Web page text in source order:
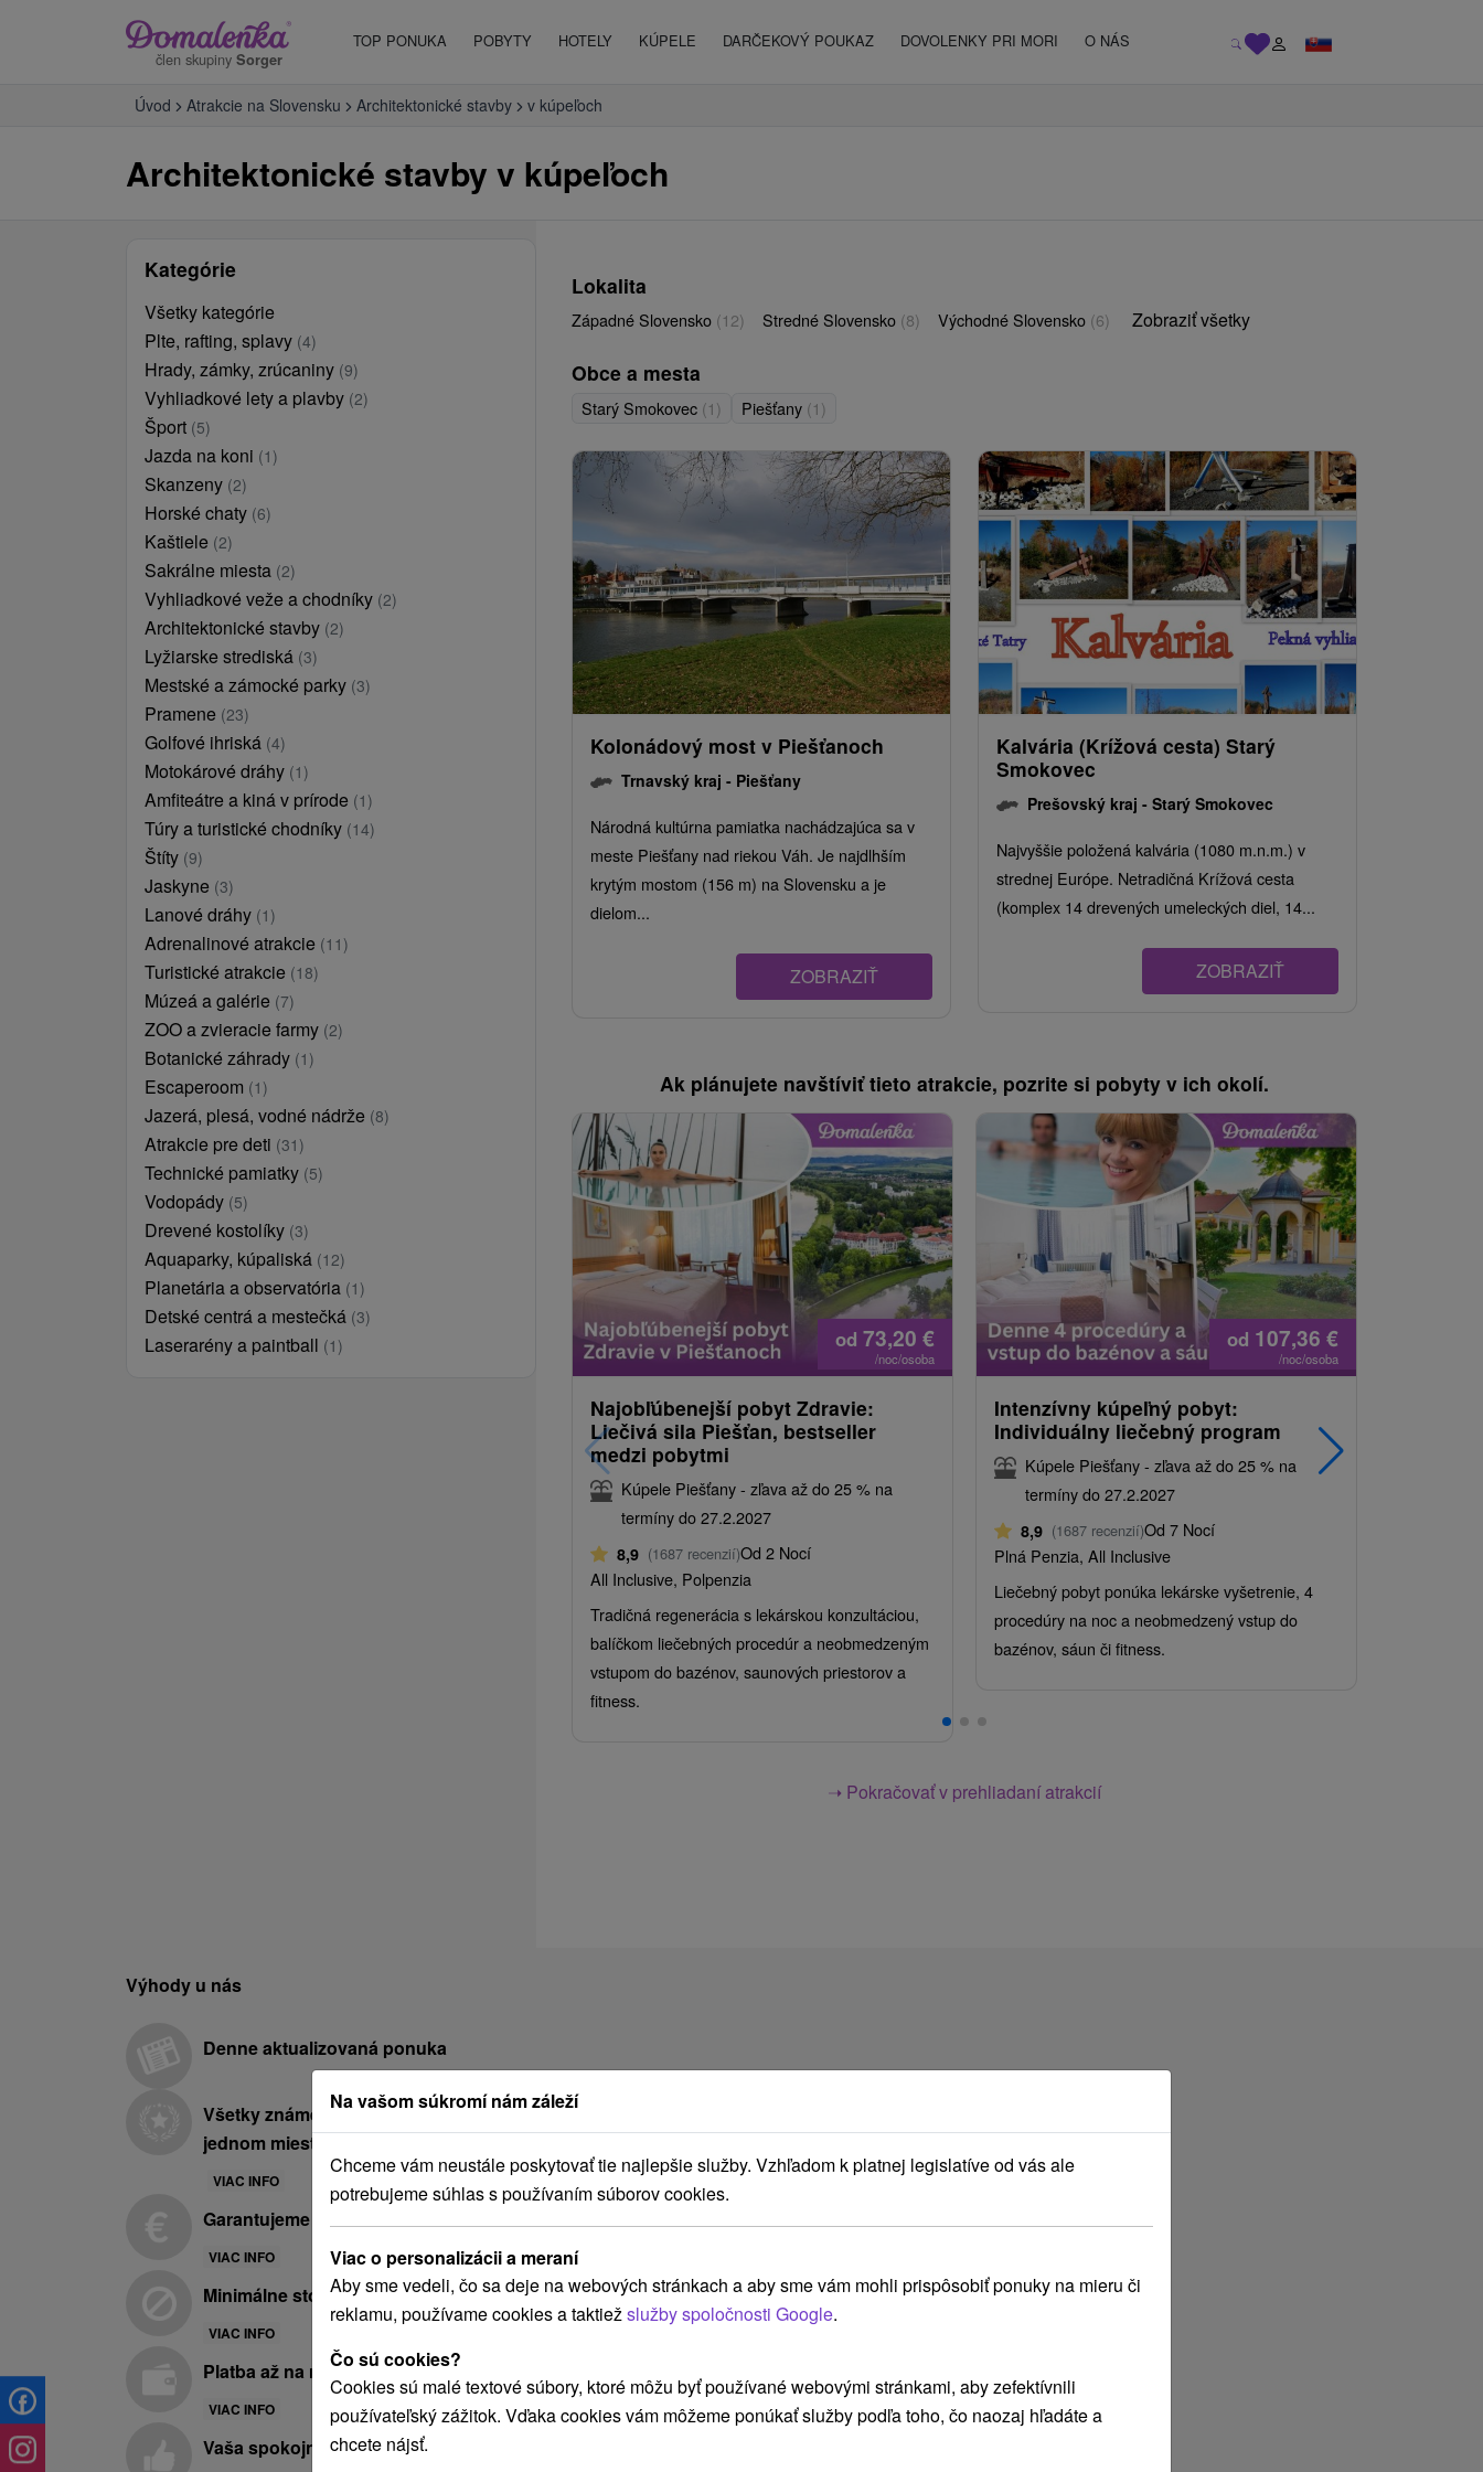
člen skupiny Sorger
TOP PONUKA POBYTY HOTELY KÚPELE DARČEKOVÝ POUKAZ DOVOLENKY PRI MORI O NÁS
Úvod Atrakcie na Slovensku Architektonické stavby v kúpeľoch
Architektonické stavby v kúpeľoch
Kategórie
Všetky kategórie
Plte, rafting, splavy (4)
Hrady, zámky, zrúcaniny (9)
Vyhliadkové lety a plavby (2)
Šport (5)
Jazda na koni (1)
Skanzeny (2)
Horské chaty (6)
Kaštiele (2)
Sakrálne miesta (2)
Vyhliadkové veže a chodníky (2)
Architektonické stavby (2)
Lyžiarske strediská (3)
Mestské a zámocké parky (3)
Pramene (23)
Golfové ihriská (4)
Motokárové dráhy (1)
Amfiteátre a kiná v prírode (1)
Túry a turistické chodníky (14)
Štíty (9)
Jaskyne (3)
Lanové dráhy (1)
Adrenalinové atrakcie (11)
Turistické atrakcie (18)
Múzeá a galérie (7)
ZOO a zvieracie farmy (2)
Botanické záhrady (1)
Escaperoom (1)
Jazerá, plesá, vodné nádrže (8)
Atrakcie pre deti (31)
Technické pamiatky (5)
Vodopády (5)
Drevené kostolíky (3)
Aquaparky, kúpaliská (12)
Planetária a observatória (1)
Detské centrá a mestečká (3)
Laserarény a paintball (1)
Lokalita
Západné Slovensko (12) Stredné Slovensko (8) Východné Slovensko (6) Zobraziť všetky
Obce a mesta
Starý Smokovec (1) Piešťany (1)
Kolonádový most v Piešťanoch
Trnavský kraj - Piešťany
Národná kultúrna pamiatka nachádzajúca sa v
meste Piešťany nad riekou Váh. Je najdlhším
krytým mostom (156 m) na Slovensku a je
dielom...
ZOBRAZIŤ
Kalvária (Krížová cesta) Starý
Smokovec
Prešovský kraj - Starý Smokovec
Najvyššie položená kalvária (1080 m.n.m.) v
strednej Európe. Netradičná Krížová cesta
(komplex 14 drevených umeleckých diel, 14...
ZOBRAZIŤ
Ak plánujete navštíviť tieto atrakcie, pozrite si pobyty v ich okolí.
od 73,20 €
/noc/osoba
Najobľúbenejší pobyt Zdravie:
Liečivá sila Piešťan, bestseller
medzi pobytmi
Kúpele Piešťany - zľava až do 25 % na
termíny do 27.2.2027
8,9 (1687 recenzií)Od 2 Nocí
All Inclusive, Polpenzia
Tradičná regenerácia s lekárskou konzultáciou,
balíčkom liečebných procedúr a neobmedzeným
vstupom do bazénov, saunových priestorov a
fitness.
od 107,36 €
/noc/osoba
Intenzívny kúpeľný pobyt:
Individuálny liečebný program
Kúpele Piešťany - zľava až do 25 % na
termíny do 27.2.2027
8,9 (1687 recenzií)Od 7 Nocí
Plná Penzia, All Inclusive
Liečebný pobyt ponúka lekárske vyšetrenie, 4
procedúry na noc a neobmedzený vstup do
bazénov, sáun či fitness.
➝ Pokračovať v prehliadaní atrakcií
Výhody u nás
Denne aktualizovaná ponuka
Všetky známe hotely a kúpele na
jednom mieste
VIAC INFO
Garantujeme najnižšie ceny
VIAC INFO
Minimálne storno poplatky
VIAC INFO
Platba až na mieste pobytu
VIAC INFO
Vaša spokojnosť je pre nás prvoradá
Na vašom súkromí nám záleží
Chceme vám neustále poskytovať tie najlepšie služby. Vzhľadom k platnej legislatíve od vás ale
potrebujeme súhlas s používaním súborov cookies.
Viac o personalizácii a meraní
Aby sme vedeli, čo sa deje na webových stránkach a aby sme vám mohli prispôsobiť ponuky na mieru či
reklamu, používame cookies a taktiež služby spoločnosti Google.
Čo sú cookies?
Cookies sú malé textové súbory, ktoré môžu byť používané webovými stránkami, aby zefektívnili
používateľský zážitok. Vďaka cookies vám môžeme ponúkať služby podľa toho, čo naozaj hľadáte a
chcete nájsť.